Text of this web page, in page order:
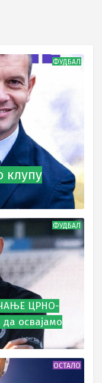
ФУДБАЛ
клупу
ФУДБАЛ
ЦРНО-
освајамо
ОСТАЛО